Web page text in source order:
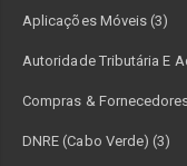
Aplicações Móveis (3)
Autoridade Tributária E
Compras &
DNRE (Cabo Verde) (3)